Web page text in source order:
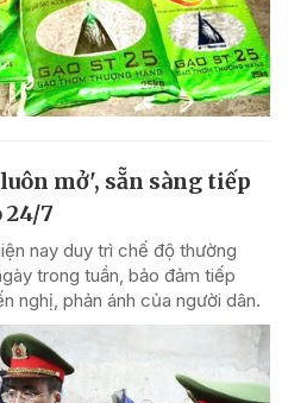
mở', sẵn sàng tiếp
24/7
nay duy trì chế độ thường
trong tuần, bảo đảm tiếp
nghị, phản ánh của người dân.